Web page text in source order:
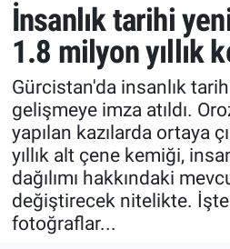
İnsanlık tarihi
1.8 milyon yıllık
Gürcistan'da insanlık
gelişmeye imza atıldı.
yapılan kazılarda ortaya
yıllık alt çene kemiği,
dağılımı hakkındaki
değiştirecek nitelikte. İşte
fotoğraflar...
Erişim Bilgileri
Ekonomi
Trend
Özel Haberler
Yazarlar
Erişim Bilgileri
Spor
Ekonomi
Dünya
Medya
Erişim Bilgileri
Tüm Manşetler
Son Dakika Haberleri
Haber Arşivi